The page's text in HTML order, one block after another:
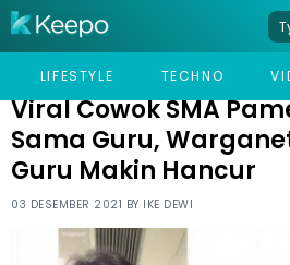
LIFESTYLE TECHNO
HOME VIRAL
VIRAL COWOK SMA PAMER
Viral Cowok SMA
Sama Guru,
Guru Makin Hancur
03 DESEMBER 2021 BY IKE DEWI